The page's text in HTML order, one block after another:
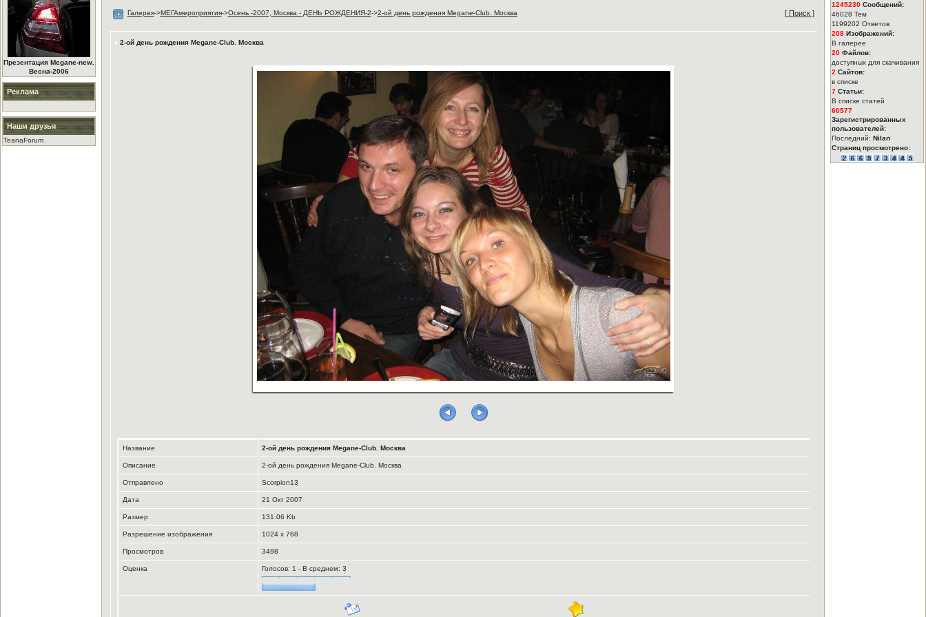
Презентация Megane-new.
Весна-2006
Реклама
Наши друзья
TeanaForum
Галерея->МЕГАмероприятия->Осень -2007, Москва - ДЕНЬ РОЖДЕНИЯ-2->2-ой день рождения Megane-Club. Москва [ Поиск ]
2-ой день рождения Megane-Club. Москва
Название 2-ой день рождения Megane-Club. Москва
Описание 2-ой день рождения Megane-Club. Москва
Отправлено Scorpion13
Дата 21 Окт 2007
Размер 131.06 Kb
Разрешение изображения 1024 x 768
Просмотров 3498
Оценка Голосов: 1 - В среднем: 3
1245230 Сообщений:
46028 Тем
1199202 Ответов
208 Изображений:
В галерее
20 Файлов:
доступных для скачивания
2 Сайтов:
в списке
7 Статьи:
В списке статей
60577
Зарегистрированных
пользователей:
Последний: Nilan
Страниц просмотрено: